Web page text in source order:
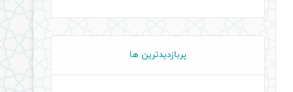
پربازدیدترین ها